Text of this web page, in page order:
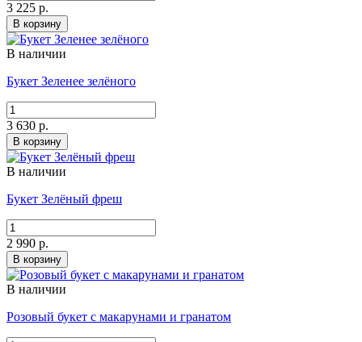
3 225 р.
В корзину
В наличии
Букет Зеленее зелёного
3 630 р.
В корзину
В наличии
Букет Зелёный фреш
2 990 р.
В корзину
В наличии
Розовый букет с макарунами и гранатом